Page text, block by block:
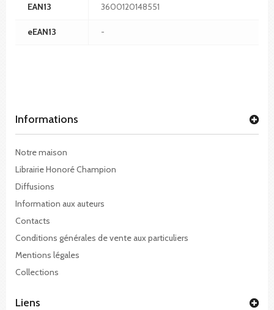
EAN13 3600120148551
eEAN13 -
Informations
Notre maison
Librairie Honoré Champion
Diffusions
Information aux auteurs
Contacts
Conditions générales de vente aux particuliers
Mentions légales
Collections
Liens